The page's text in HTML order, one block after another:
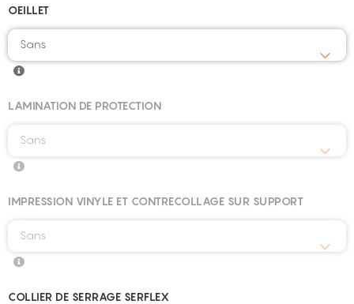
OEILLET
Sans
LAMINATION DE PROTECTION
Sans
IMPRESSION VINYLE ET CONTRECOLLAGE SUR SUPPORT
Sans
COLLIER DE SERRAGE SERFLEX